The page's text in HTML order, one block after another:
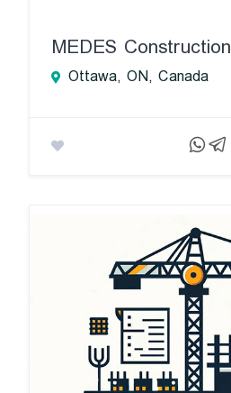
MEDES Construction
Ottawa, ON, Canada